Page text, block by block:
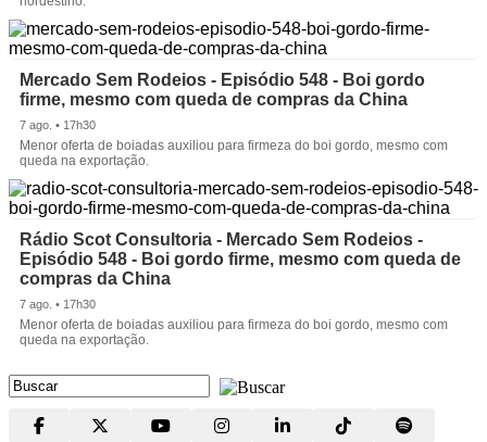
Mercado Sem Rodeios - Episódio 548 - Boi gordo
firme, mesmo com queda de compras da China
7 ago. • 17h30
Menor oferta de boiadas auxiliou para firmeza do boi gordo, mesmo com
queda na exportação.
Rádio Scot Consultoria - Mercado Sem Rodeios -
Episódio 548 - Boi gordo firme, mesmo com queda de
compras da China
7 ago. • 17h30
Menor oferta de boiadas auxiliou para firmeza do boi gordo, mesmo com
queda na exportação.